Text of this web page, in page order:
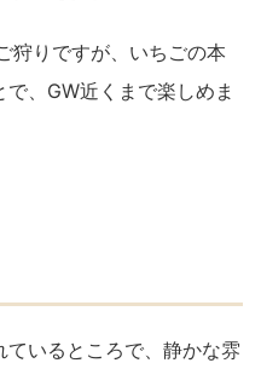
狩りですが、いちごの本
、GW近くまで楽しめま
いるところで、静かな雰